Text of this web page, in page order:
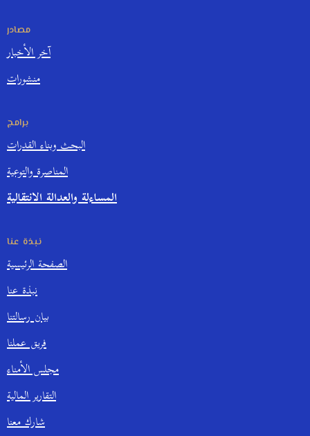
مصادر
آخر الأخبار
منشورات
برامج
البحث وبناء القدرات
المناصرة والتوعية
المساءلة والعدالة الانتقالية
نبذة عنا
الصفحة الرئيسية
نبذة عنا
بيان رسالتنا
فريق عملنا
مجلس الأمناء
التقارير المالية
شارك معنا